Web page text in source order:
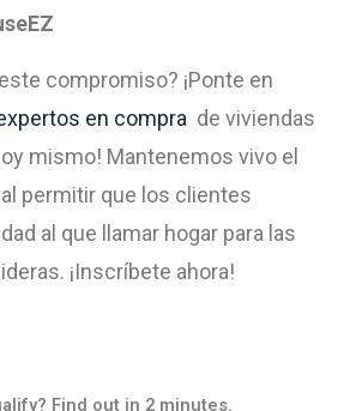
compromiso? ¡Ponte en
en compra de viviendas
mismo! Mantenemos vivo el
permitir que los clientes
al que llamar hogar para las
¡Inscríbete ahora!
Find out in 2 minutes.